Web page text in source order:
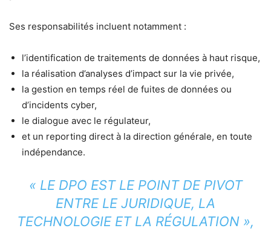
Ses responsabilités incluent notamment :
l’identification de traitements de données à haut risque,
la réalisation d’analyses d’impact sur la vie privée,
la gestion en temps réel de fuites de données ou
d’incidents cyber,
le dialogue avec le régulateur,
et un reporting direct à la direction générale, en toute
indépendance.
« LE DPO EST LE POINT DE PIVOT
ENTRE LE JURIDIQUE, LA
TECHNOLOGIE ET LA RÉGULATION »,